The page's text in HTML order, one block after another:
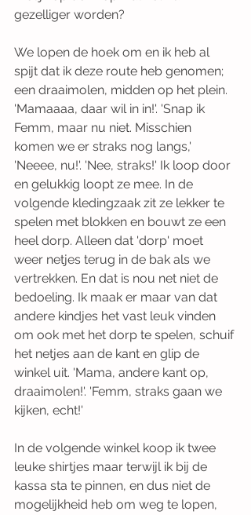
gezelliger worden?
We lopen de hoek om en ik heb al
spijt dat ik deze route heb genomen;
een draaimolen, midden op het plein.
'Mamaaaa, daar wil in in!'. 'Snap ik
Femm, maar nu niet. Misschien
komen we er straks nog langs,'
'Neeee, nu!'. 'Nee, straks!' Ik loop door
en gelukkig loopt ze mee. In de
volgende kledingzaak zit ze lekker te
spelen met blokken en bouwt ze een
heel dorp. Alleen dat 'dorp' moet
weer netjes terug in de bak als we
vertrekken. En dat is nou net niet de
bedoeling. Ik maak er maar van dat
andere kindjes het vast leuk vinden
om ook met het dorp te spelen, schuif
het netjes aan de kant en glip de
winkel uit. 'Mama, andere kant op,
draaimolen!'. 'Femm, straks gaan we
kijken, echt!'
In de volgende winkel koop ik twee
leuke shirtjes maar terwijl ik bij de
kassa sta te pinnen, en dus niet de
mogelijkheid heb om weg te lopen,